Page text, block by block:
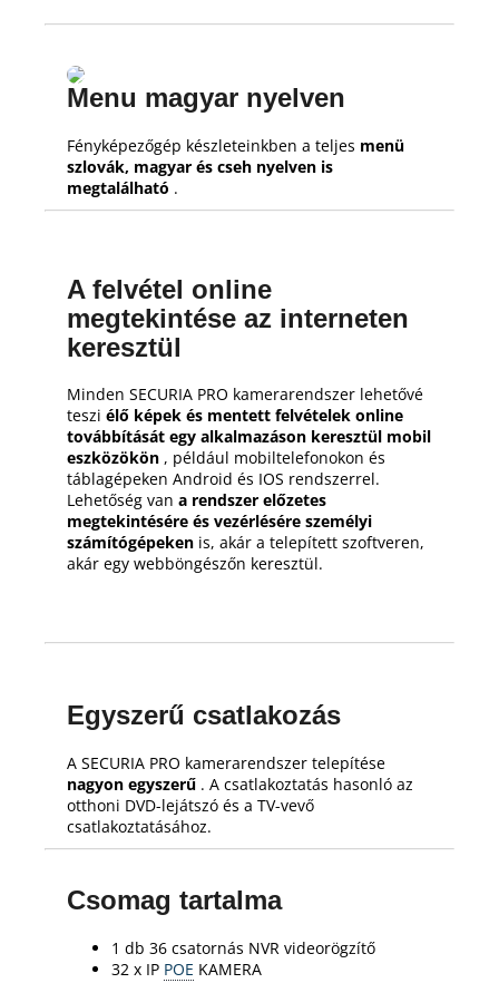
Menu magyar nyelven
Fényképezőgép készleteinkben a teljes menü
szlovák, magyar és cseh nyelven is
megtalálható .
A felvétel online
megtekintése az interneten
keresztül
Minden SECURIA PRO kamerarendszer lehetővé
teszi élő képek és mentett felvételek online
továbbítását egy alkalmazáson keresztül mobil
eszközökön , például mobiltelefonokon és
táblagépeken Android és IOS rendszerrel.
Lehetőség van a rendszer előzetes
megtekintésére és vezérlésére személyi
számítógépeken is, akár a telepített szoftveren,
akár egy webböngészőn keresztül.
Egyszerű csatlakozás
A SECURIA PRO kamerarendszer telepítése
nagyon egyszerű . A csatlakoztatás hasonló az
otthoni DVD-lejátszó és a TV-vevő
csatlakoztatásához.
Csomag tartalma
1 db 36 csatornás NVR videorögzítő
32 x IP POE KAMERA